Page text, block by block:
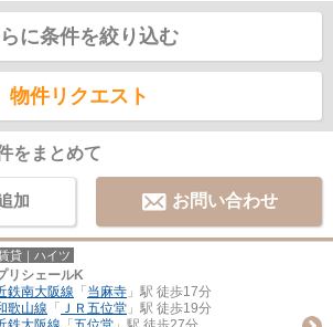
に条件を絞り込む
物件リクエスト
をまとめて
加 お問い合わせ
貸｜ハイツ
リシェールK
鉄南大阪線 「 当麻寺 」駅 徒歩17分
歌山線 「 ＪＲ五位堂 」駅 徒歩19分